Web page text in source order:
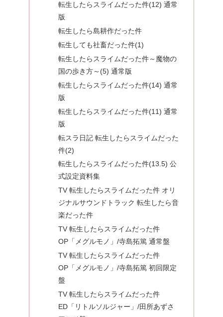
転生したらスライムだった件(12) 通常
版
転生したら島耕作だった件
転生しても社畜だった件(1)
転生したらスライムだった件～魔物の
国の歩き方～(5) 通常版
転生したらスライムだった件(14) 通常
版
転生したらスライムだった件(11) 通常
版
転スラ日記 転生したらスライムだった
件(2)
転生したらスライムだった件(13.5) 公
式設定資料集
TV 転生したらスライムだった件 オリ
ジナルサウンドトラック 転生したら音
楽だった件
TV 転生したらスライムだった件
OP「メグルモノ」/寺島拓篤 通常盤
TV 転生したらスライムだった件
OP「メグルモノ」/寺島拓篤 初回限定
盤
TV 転生したらスライムだった件
ED「リトルソルジャー」/田所あずさ